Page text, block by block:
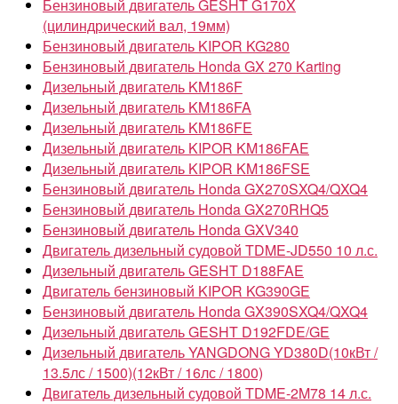
Бензиновый двигатель GESHT G170X
(цилиндрический вал, 19мм)
Бензиновый двигатель KIPOR KG280
Бензиновый двигатель Honda GX 270 Karting
Дизельный двигатель KM186F
Дизельный двигатель KM186FA
Дизельный двигатель KM186FE
Дизельный двигатель KIPOR KM186FAE
Дизельный двигатель KIPOR KM186FSE
Бензиновый двигатель Honda GX270SXQ4/QXQ4
Бензиновый двигатель Honda GX270RHQ5
Бензиновый двигатель Honda GXV340
Двигатель дизельный судовой TDME-JD550 10 л.с.
Дизельный двигатель GESHT D188FAE
Двигатель бензиновый KIPOR KG390GE
Бензиновый двигатель Honda GX390SXQ4/QXQ4
Дизельный двигатель GESHT D192FDE/GE
Дизельный двигатель YANGDONG YD380D(10кВт /
13.5лс / 1500)(12кВт / 16лс / 1800)
Двигатель дизельный судовой TDME-2M78 14 л.с.